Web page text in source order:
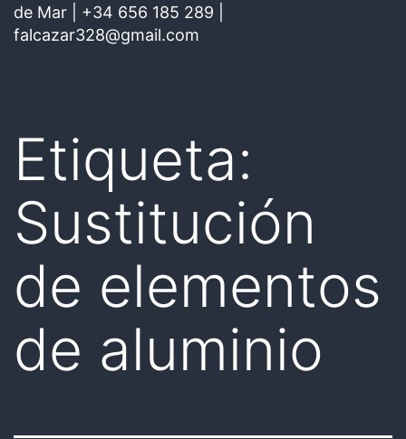
de Mar | +34 656 185 289 |
falcazar328@gmail.com
Etiqueta:
Sustitución
de elementos
de aluminio